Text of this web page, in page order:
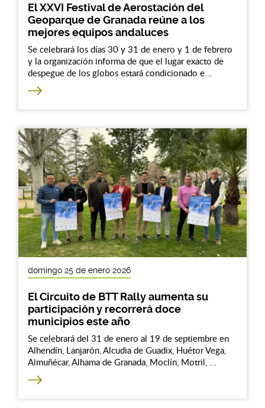
El XXVI Festival de Aerostación del
Geoparque de Granada reúne a los
mejores equipos andaluces
Se celebrará los días 30 y 31 de enero y 1 de febrero
y la organización informa de que el lugar exacto de
despegue de los globos estará condicionado e...
domingo 25 de enero 2026
El Circuito de BTT Rally aumenta su
participación y recorrerá doce
municipios este año
Se celebrará del 31 de enero al 19 de septiembre en
Alhendín, Lanjarón, Alcudia de Guadix, Huétor Vega,
Almuñécar, Alhama de Granada, Moclín, Motril, ...